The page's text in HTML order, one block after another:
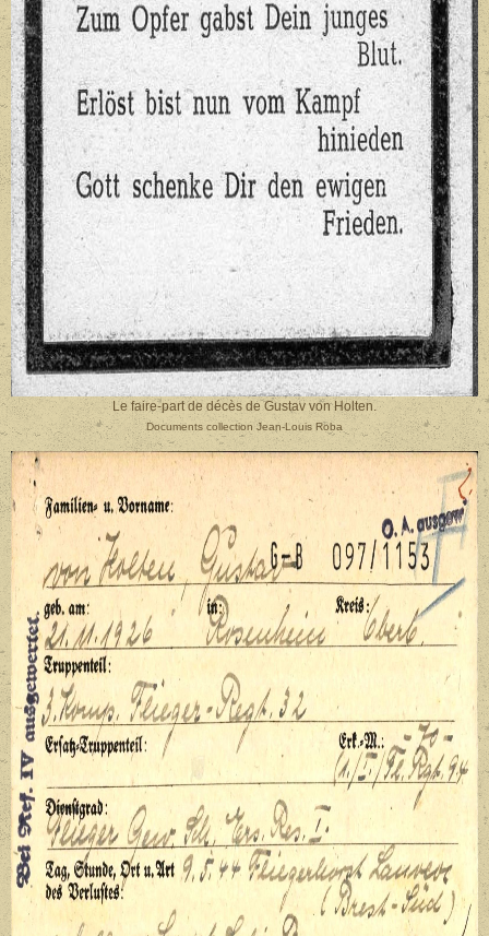
Le faire-part de décès de Gustav von Holten.
Documents collection Jean-Louis Roba